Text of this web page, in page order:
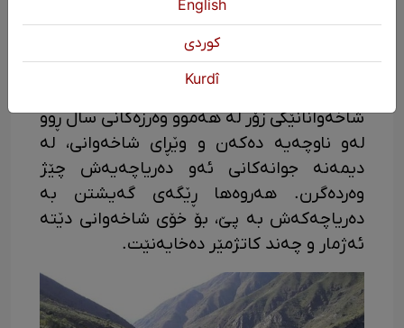
بەلەمسوارییە لەسەر دەریاچەکە و دووەمیان
شاخەوانییە لە شاخەکانی دەوروبەری
دەریاچەکە. چونکە ئەم دەریاچەیە لە ناوچەی
شاخەوانانێکی زۆر لە هەموو وەرزەکانی ساڵ ڕوو
لەو ناوچەیە دەکەن و وێڕای شاخەوانی، لە
دیمەنە جوانەکانی ئەو دەریاچەیەش چێژ
وەردەگرن. هەروەها ڕێگەی گەیشتن بە
دەریاچەکەش بە پێ، بۆ خۆی شاخەوانی دێتە
ئەژمار و چەند کاتژمێر دەخایەنێت.
English
كوردی
Kurdî